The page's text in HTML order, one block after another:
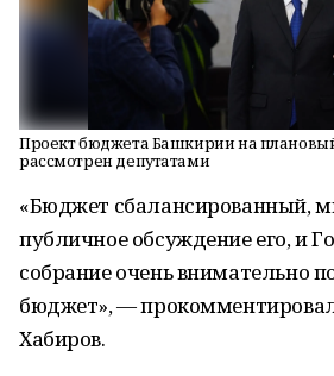
Проект бюджета Башкирии на плановый
рассмотрен депутатами
«Бюджет сбалансированный,
публичное обсуждение его, и
собрание очень внимательно
бюджет», —
Хабиров.